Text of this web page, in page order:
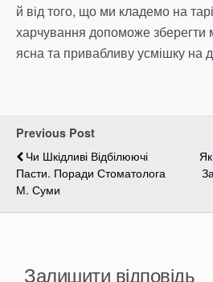
й від того, що ми кладемо на
харчування допоможе зберегти
ясна та привабливу усмішку на
Previous Post
Чи Шкідливі Відбілюючі
Пасти. Поради Стоматолога
М. Суми
Залишити відповідь